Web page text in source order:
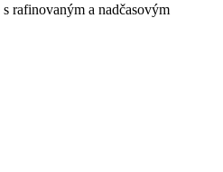
rafinovaným a nadčasovým